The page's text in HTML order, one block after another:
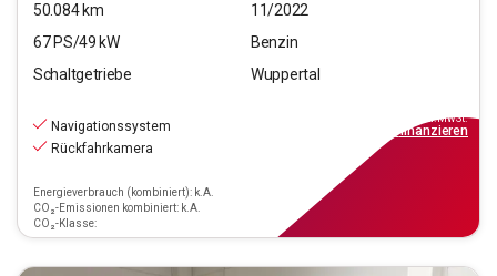
50.084km
11/2022
67PS/49 kW
Benzin
Schaltgetriebe
Wuppertal
Navigationssystem
Rückfahrkamera
Energieverbrauch (kombiniert): k.A.
CO₂-Emissionen kombiniert: k.A.
CO₂-Klasse:
inkl.MwSt.
finanzieren